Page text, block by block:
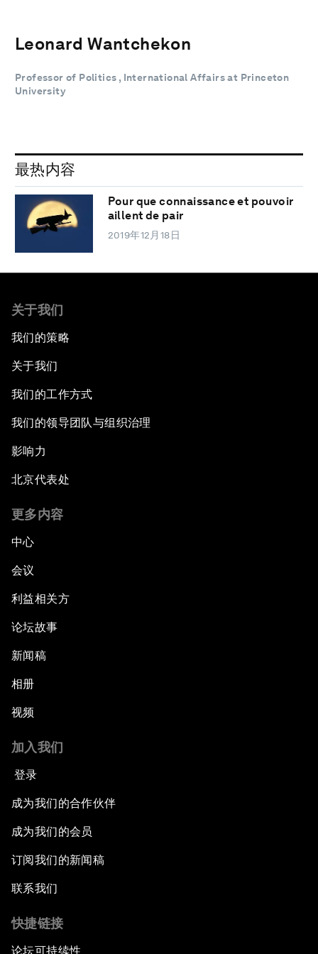
Leonard Wantchekon
Professor of Politics , International Affairs at Princeton
University
最热内容
Pour que connaissance et pouvoir
aillent de pair
2019年12月18日
关于我们
我们的策略
关于我们
我们的工作方式
我们的领导团队与组织治理
影响力
北京代表处
更多内容
中心
会议
利益相关方
论坛故事
新闻稿
相册
视频
加入我们
登录
成为我们的合作伙伴
成为我们的会员
订阅我们的新闻稿
联系我们
快捷链接
论坛可持续性